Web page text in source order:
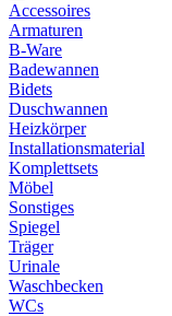
Accessoires
Armaturen
B-Ware
Badewannen
Bidets
Duschwannen
Heizkörper
Installationsmaterial
Komplettsets
Möbel
Sonstiges
Spiegel
Träger
Urinale
Waschbecken
WCs